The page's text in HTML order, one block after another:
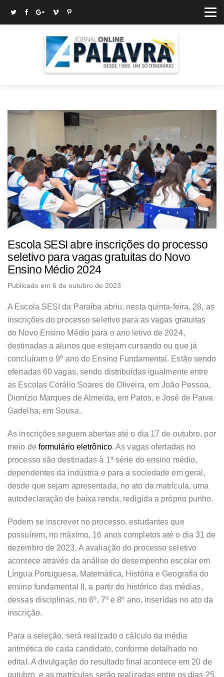
Escola SESI abre inscrições do processo
seletivo para vagas gratuitas do Novo
Ensino Médio 2024
Publicado em 6 de outubro de 2023
A Escola SESI da Paraíba abriu, nesta quinta-feira, 28, as
inscrições do processo seletivo para as vagas gratuitas
do Novo Ensino Médio para o ano letivo de 2024,
destinadas a alunos que estejam cursando ou que já
concluíram o 9º ano do Ensino Fundamental. Estão sendo
ofertadas 60 vagas, sendo distribuídas igualmente entre
as Escolas Corálio Soares de Oliveira, em João Pessoa,
Dionízio Marques de Almeida, em Patos, e José de Paiva
Gadelha, em Sousa.
As inscrições seguem abertas até o dia 17 de outubro, por
meio de formulário eletrônico. As vagas ofertadas no
processo são destinadas à 1ª série do ensino médio,
dependentes da indústria e para a sociedade em geral,
desde que sejam apresentada, no ato da matrícula, uma
autodeclaração de baixa renda, redigida a próprio punho.
Podem se inscrever no processo, estudantes que
possuírem, no máximo, 16 anos completos até o dia 31 de
dezembro de 2023. A avaliação do processo seletivo
acontece através da análise do desempenho escolar em
Língua Portuguesa, Matemática, História e Geografia do
ensino fundamental II, a partir do histórico das médias,
dessas disciplinas, no 6º, 7º e 8º ano, inseridas no ato da
inscrição.
Para a seleção, será realizado o cálculo da média
aritmética de cada candidato, conforme detalhado no
edital. A divulgação do resultado final acontece em 20 de
outubro, e as matrículas serão realizadas entre os dias 25